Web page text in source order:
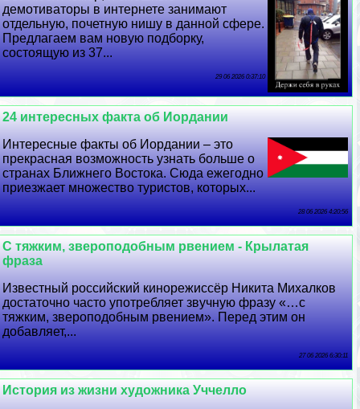
демотиваторы в интернете занимают
отдельную, почетную нишу в данной сфере.
Предлагаем вам новую подборку,
состоящую из 37...
29 06 2026 0:37:10
24 интересных факта об Иордании
Интересные факты об Иордании – это
прекрасная возможность узнать больше о
странах Ближнего Востока. Сюда ежегодно
приезжает множество туристов, которых...
28 06 2026 4:20:56
С тяжким, звероподобным рвением - Крылатая
фраза
Известный российский кинорежиссёр Никита Михалков
достаточно часто употрeбляет звучную фразу «…с
тяжким, звероподобным рвением». Перед этим он
добавляет,...
27 06 2026 6:30:11
История из жизни художника Уччелло